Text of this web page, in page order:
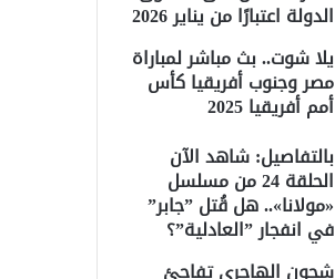
الدولة اعتبارًا من يناير 2026
يلا شوت.. بث مباشر لمباراة
مصر وجنوب أفريقيا كأس
أمم أفريقيا 2025
بالتفاصيل: شاهد الآن
الحلقة 24 من مسلسل
«مولانا».. هل قُتل ”جابر”
في انفجار ”العادلية”؟
شجون الهاجري تفاجئ